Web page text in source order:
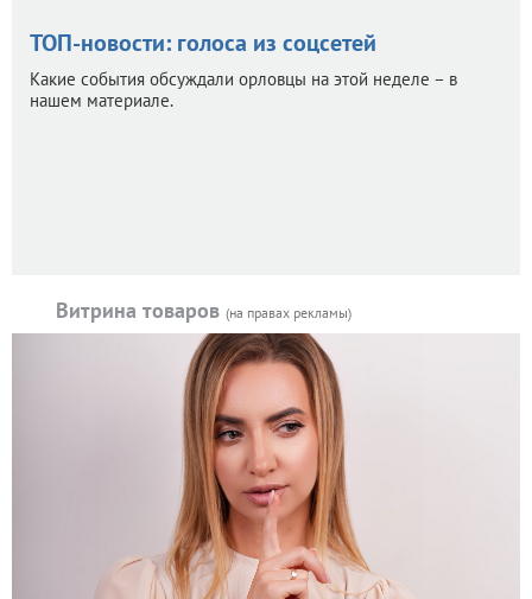
ТОП-новости: голоса из соцсетей
Какие события обсуждали орловцы на этой неделе – в
нашем материале.
Витрина товаров (на правах рекламы)